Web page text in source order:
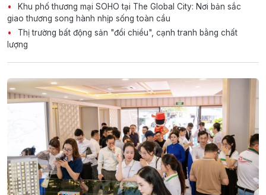
Khu phố thương mại SOHO tại The Global City: Nơi bản sắc
giao thương song hành nhịp sống toàn cầu
Thị trường bất động sản "đổi chiều", cạnh tranh bằng chất
lượng